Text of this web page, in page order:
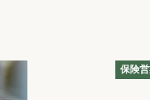
保険